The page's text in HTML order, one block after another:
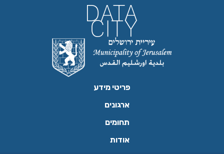
פריטי מידע
ארגונים
תחומים
אודות